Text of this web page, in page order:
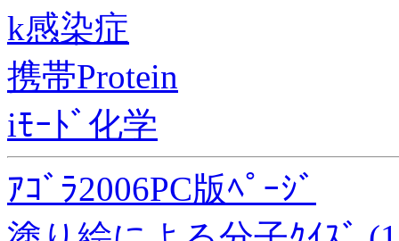
k感染症
携帯Protein
iﾓｰﾄﾞ化学
ｱｺﾞﾗ2006PC版ﾍﾟｰｼﾞ